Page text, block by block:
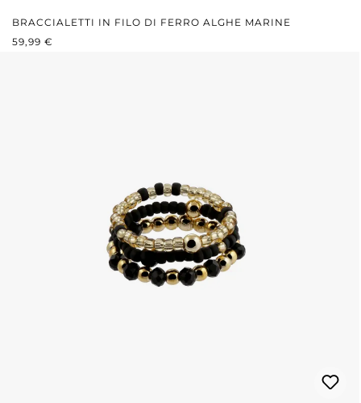
BRACCIALETTI IN FILO DI FERRO ALGHE MARINE
PREZZO NORMALE:
59,99 €